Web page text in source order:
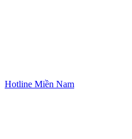
Hotline Miền Nam